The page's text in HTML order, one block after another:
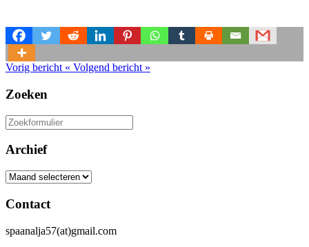
Vorig bericht « Volgend bericht »
Zoeken
Zoeken
naar:
Archief
Archief
Contact
spaanalja57(at)gmail.com